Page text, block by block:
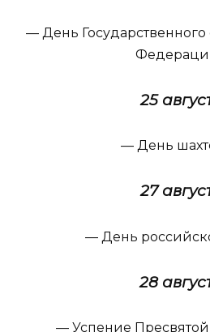
— День
25
— День
27
— День
28
— Успение